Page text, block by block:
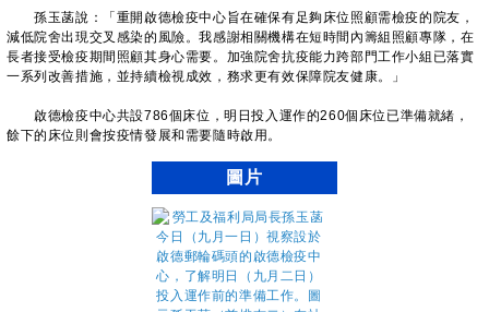
孫玉菡說：「重開啟德檢疫中心旨在確保有足夠床位照顧需檢疫的院友，
減低院舍出現交叉感染的風險。我感謝相關機構在短時間內籌組照顧專隊，在
長者接受檢疫期間照顧其身心需要。加強院舍抗疫能力跨部門工作小組已落實
一系列改善措施，並持續檢視成效，務求更有效保障院友健康。」
啟德檢疫中心共設786個床位，明日投入運作的260個床位已準備就緒，
餘下的床位則會按疫情發展和需要隨時啟用。
圖片